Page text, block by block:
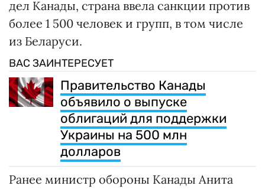
дел Канады, страна ввела санкции против
более 1 500 человек и групп, в том числе
из Беларуси.
ВАС ЗАИНТЕРЕСУЕТ
Правительство Канады
объявило о выпуске
облигаций для поддержки
Украины на 500 млн
долларов
Ранее министр обороны Канады Анита